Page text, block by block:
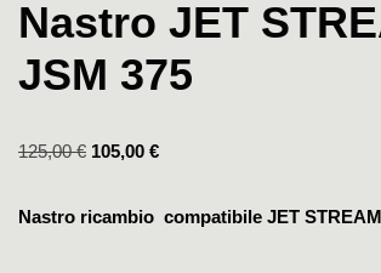
Nastro JET
JSM 375
125,00€ 105,00 €
Nastro ricambio compatibile JET